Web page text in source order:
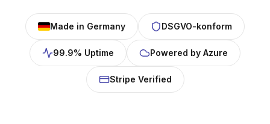
Made in Germany DSGVO-konform
99.9% Uptime Powered by Azure
Stripe Verified